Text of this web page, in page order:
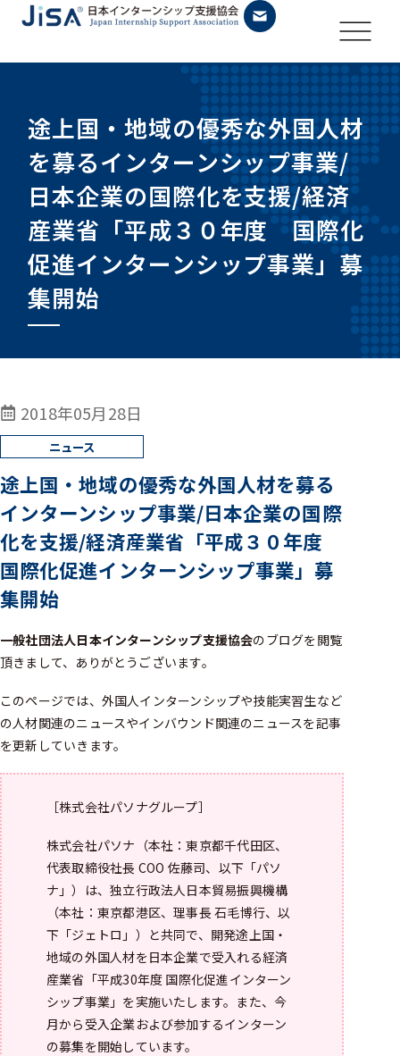
途上国・地域の優秀な外国人材
を募るインターンシップ事業/
日本企業の国際化を支援/経済
産業省「平成３０年度 国際化
促進インターンシップ事業」募
集開始
2018年05月28日
途上国・地域の優秀な外国人材を募る
インターンシップ事業/日本企業の国際
化を支援/経済産業省「平成３０年度
国際化促進インターンシップ事業」募
集開始
一般社団法人日本インターンシップ支援協会のブログを閲覧
頂きまして、ありがとうございます。
このページでは、外国人インターンシップや技能実習生など
の人材関連のニュースやインバウンド関連のニュースを記事
を更新していきます。
［株式会社パソナグループ］
株式会社パソナ（本社：東京都千代田区、
代表取締役社長 COO 佐藤司、以下「パソ
ナ」）は、独立行政法人日本貿易振興機構
（本社：東京都港区、理事長 石毛博行、以
下「ジェトロ」）と共同で、開発途上国・
地域の外国人材を日本企業で受入れる経済
産業省「平成30年度 国際化促進インターン
シップ事業」を実施いたします。また、今
月から受入企業および参加するインターン
の募集を開始しています。